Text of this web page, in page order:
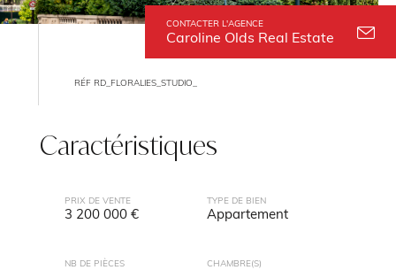
CONTACTER L'AGENCE
Caroline Olds Real Estate
RÉF RD_FLORALIES_STUDIO_
Caractéristiques
PRIX DE VENTE
3 200 000 €
TYPE DE BIEN
Appartement
NB DE PIÈCES CHAMBRE(S)